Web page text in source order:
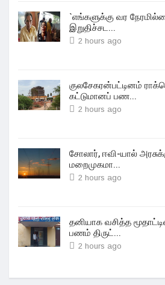
`எங்களுக்கு வர
இறுதிச்சட...
2 hours ago
குலசேகரன்பட்டினம்
கட்டுமானப் பண...
2 hours ago
சோலார், ஈவி-யால்
மறைமுகமா...
2 hours ago
தனியாக வசித்த
பணம் திருட்...
2 hours ago